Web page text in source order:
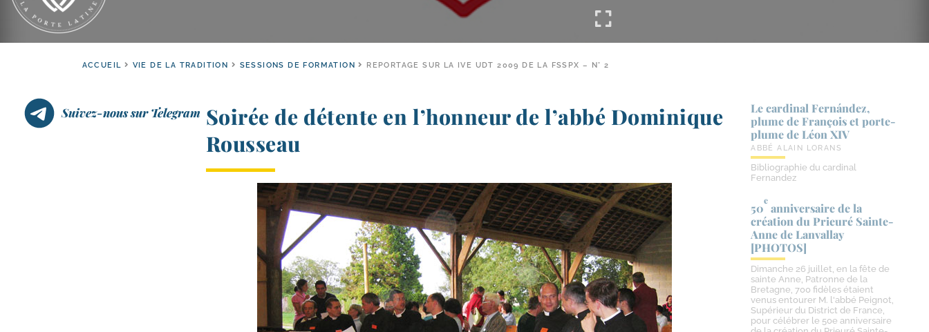
ACCUEIL VIE DE LA TRADITION SESSIONS DE FORMATION REPORTAGE SUR LA IVE UDT 2009 DE LA FSSPX – N° 2
Suivez-nous sur Telegram Soirée de détente en l’honneur de l’abbé Dominique
Rousseau
Le cardinal Fernández,
plume de François et porte-​
plume de Léon XIV
ABBÉ ALAIN LORANS
Bibliographie du cardinal
Fernandez
50
e
anniversaire de la
création du Prieuré Sainte-​
Anne de Lanvallay
[PHOTOS]
Dimanche 26 juillet, en la fête de
sainte Anne, Patronne de la
Bretagne, 700 fidèles étaient
venus entourer M. l'abbé Peignot,
Supérieur du District de France,
pour célébrer le 50e anniversaire